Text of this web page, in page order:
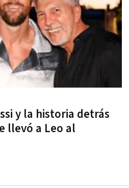
y la historia detrás
llevó a Leo al